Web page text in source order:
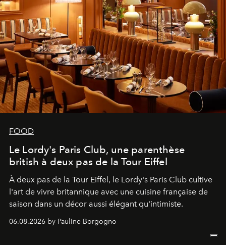
FOOD
Le Lordy's Paris Club, une parenthèse
british à deux pas de la Tour Eiffel
À deux pas de la Tour Eiffel, le Lordy's Paris Club cultive
l'art de vivre britannique avec une cuisine française de
saison dans un décor aussi élégant qu'intimiste.
06.08.2026 by Pauline Borgogno